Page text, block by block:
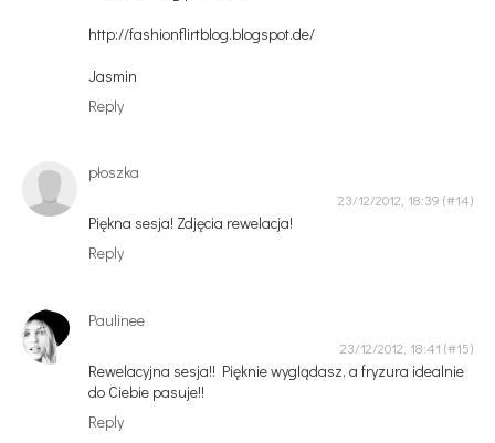
http://fashionflirtblog.blogspot.de/
Jasmin
Reply
płoszka
23/12/2012, 18:39
Piękna sesja! Zdjęcia rewelacja!
Reply
Paulinee
23/12/2012, 18:41
Rewelacyjna sesja!! Pięknie wyglądasz, a fryzura idealnie
do Ciebie pasuje!!
Reply